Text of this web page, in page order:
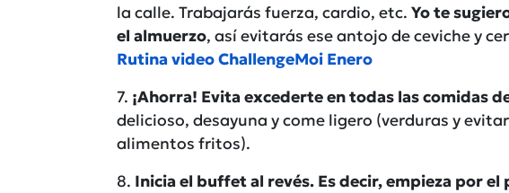
la calle. Trabajarás fuerza, cardio, etc. Yo te
el almuerzo, así evitarás ese antojo de ceviche y
Rutina video ChallengeMoi Enero
7. ¡Ahorra! Evita excederte en todas las comidas
delicioso, desayuna y come ligero (verduras y
alimentos fritos).
8. Inicia el buffet al revés. Es decir, empieza por